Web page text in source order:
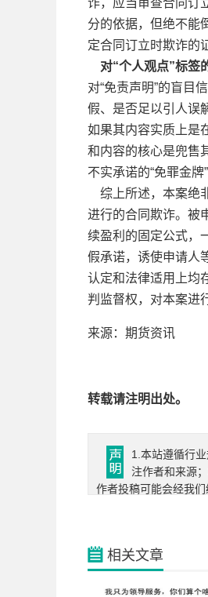
诈，应当审查合同订
分的依据，但绝不能
定合同订立时欺诈的
对“个人观点”标签
对“免责声明”的盲目
假、是否足以引人误
如果其内容实质上是
和内容的核心是兜售
不实承诺的“免罪金牌”
综上所述，本案绝
进行的合同欺诈。被
续盈利的固定公式，
假承诺，诱使申请人
认定和法律适用上均
判监督权，对本案进
来源：期货资讯
转载请注明出处。
1.本站遵循行
注作者和来源
作者投稿可能会经我们
相关文章